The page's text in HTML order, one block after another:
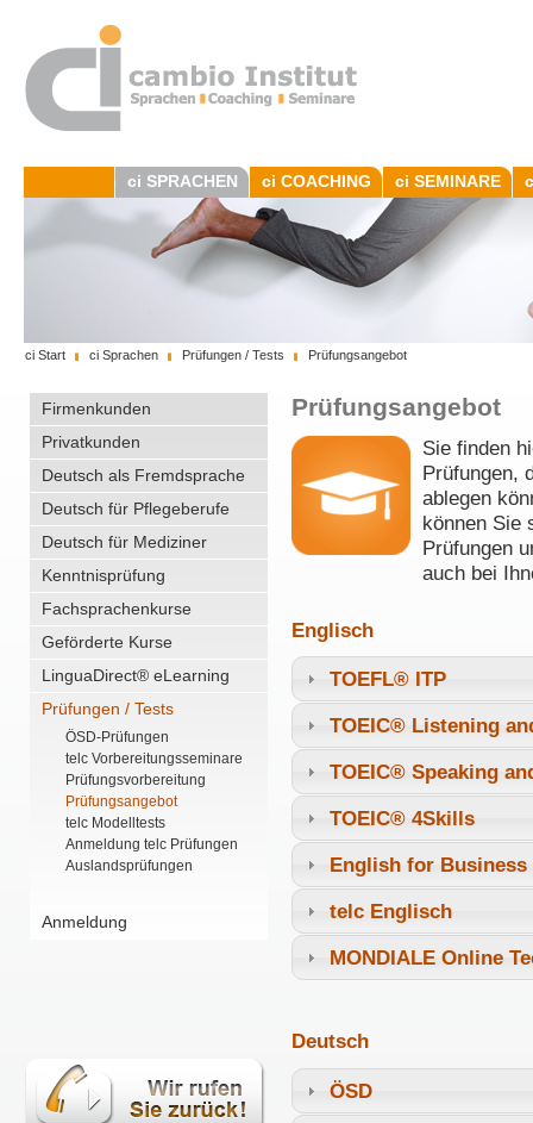
Firmenkunden
Privatkunden
Deutsch als Fremdsprache
Deutsch für Pflegeberufe
Deutsch für Mediziner
Kenntnisprüfung
Fachsprachenkurse
Geförderte Kurse
LinguaDirect® eLearning
Prüfungen / Tests
ÖSD-Prüfungen
telc Vorbereitungsseminare
Prüfungsvorbereitung
Prüfungsangebot
telc Modelltests
Anmeldung telc Prüfungen
Auslandsprüfungen
Anmeldung
Prüfungsangebot
Sie finden
Prüfungen,
ablegen
können Sie
Prüfungen
auch bei
Englisch
TOEFL® ITP
TOEIC® Listening
TOEIC® Speaking
TOEIC® 4Skills
English for Business
telc Englisch
MONDIALE Online
Deutsch
ÖSD
ci SPRACHEN ci COACHING ci SEMINARE
ci Start ci Sprachen Prüfungen / Tests Prüfungsangebot